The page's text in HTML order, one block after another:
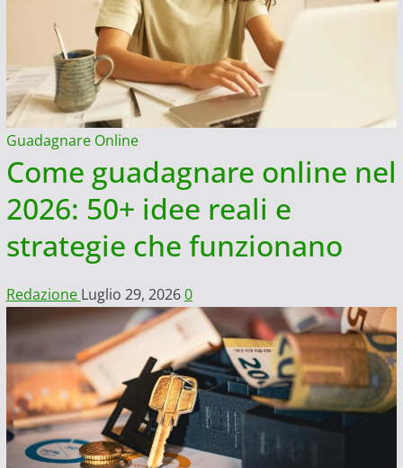
Guadagnare Online
Come guadagnare online nel
2026: 50+ idee reali e
strategie che funzionano
Redazione Luglio 29, 20260